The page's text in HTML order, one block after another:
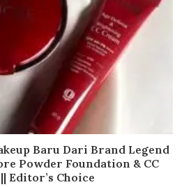
Baru Dari Brand Legend
Powder Foundation & CC
Editor’s Choice